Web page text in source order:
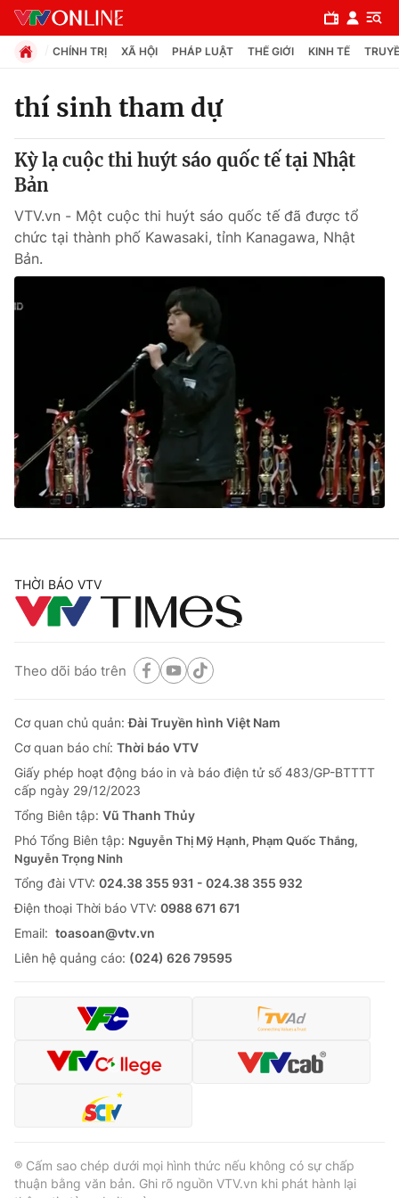
Chuyên mục
Chính trị
Xã hội
Pháp luật
Tin tức
Thế giới đó đây
Câu chuyện quốc tế
Kinh tế
Tài chính
Thị trường
Góc doanh nghiệp
Dữ liệu và đời sống
Truyền hình
Phim VTV
Hậu trường
Giải sao mai
Giải trí
Điện ảnh
Âm nhạc
Du lịch
Làm đẹp
Chất lượng cuộc sống
Tuyển sinh
Học trực tuyến
Công nghệ
Hitech Công nghệ tương lai
Sản phẩm
Thị trường
Tư vấn
Giao lưu trực tuyến
Lịch phát sóng
Chuyên mục khác
Emagazine Podcast
Video Shorts video
VTV Money
VTV Sức khoẻ Bất động sản
CHÍNH TRỊ XÃ HỘI PHÁP LUẬT THẾ GIỚI KINH TẾ
thí sinh tham dự
Kỳ lạ cuộc thi huýt sáo quốc tế tại Nhật
Bản
VTV.vn - Một cuộc thi huýt sáo quốc tế đã được tổ
chức tại thành phố Kawasaki, tỉnh Kanagawa, Nhật
Bản.
THỜI BÁO VTV
Theo dõi báo trên
Cơ quan chủ quản:Đài Truyền hình Việt Nam
Cơ quan báo chí: Thời báo VTV
Giấy phép hoạt động báo in và báo điện tử số 483/GP-BTTTT
cấp ngày 29/12/2023
Tổng Biên tập: Vũ Thanh Thủy
Phó Tổng Biên tập: Nguyễn Thị Mỹ Hạnh, Phạm Quốc Thắng,
Nguyễn Trọng Ninh
Tổng đài VTV: 024.38 355 931 - 024.38 355 932
Ðiện thoại Thời báo VTV: 0988 671 671
Email: toasoan@vtv.vn
Liên hệ quảng cáo: (024) 626 79595
® Cấm sao chép dưới mọi hình thức nếu không có sự chấp
thuận bằng văn bản. Ghi rõ nguồn VTV.vn khi phát hành lại